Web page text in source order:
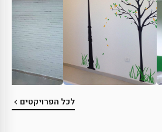
לכל הפרויקטים